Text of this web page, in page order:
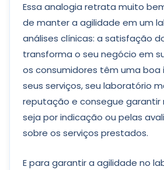
Essa analogia retrata muito
de manter a agilidade em um
análises clínicas: a satisfação
transforma o seu negócio em
os consumidores têm uma boa
seus serviços, seu laboratório
reputação e consegue garantir
seja por indicação ou pelas
sobre os serviços prestados.
E para garantir a agilidade no